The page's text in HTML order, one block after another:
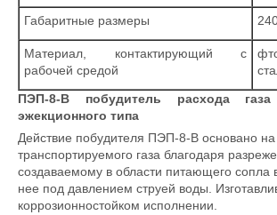
Габаритные размеры
Материал, контактирующий с
рабочей средой
ПЭП-8-В побудитель расхода газа
эжекционного типа
Действие побудителя ПЭП-8-В основано
транспортируемого газа благодаря
создаваемому в области питающего сопла
нее под давлением струей воды.
коррозионностойком исполнении.